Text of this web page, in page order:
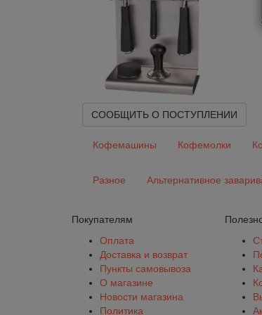
СООБЩИТЬ О ПОСТУПЛЕНИИ
Кофемашины Кофемолки
Разное Альтернативное
Покупателям
Оплата
Доставка и возврат
Пункты самовывоза
О магазине
Новости магазина
Политика